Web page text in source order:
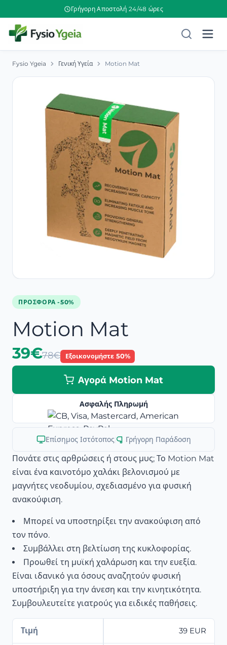
Γρήγορη Αποστολή 24/48 ώρες
Fysio Ygeia Γενική Υγεία Motion Mat
ΠΡΟΣΦΟΡΆ -50%
Motion Mat
39€78€ Εξοικονομήστε 50%
Αγορά Motion Mat
Ασφαλής Πληρωμή
Επίσημος Ιστότοπος| Γρήγορη Παράδοση
Πονάτε στις αρθρώσεις ή στους μυς; Το Motion Mat
είναι ένα καινοτόμο χαλάκι βελονισμού με
μαγνήτες νεοδυμίου, σχεδιασμένο για φυσική
ανακούφιση.
Μπορεί να υποστηρίξει την ανακούφιση από
τον πόνο.
Συμβάλλει στη βελτίωση της κυκλοφορίας.
Προωθεί τη μυϊκή χαλάρωση και την ευεξία.
Είναι ιδανικό για όσους αναζητούν φυσική
υποστήριξη για την άνεση και την κινητικότητα.
Συμβουλευτείτε γιατρούς για ειδικές παθήσεις.
Τιμή 39 EUR